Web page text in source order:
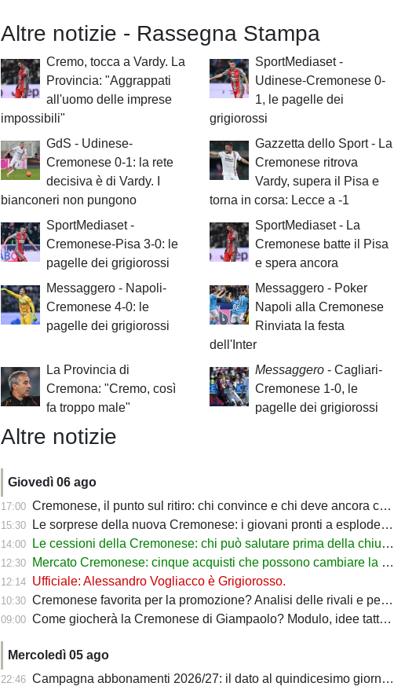
Altre notizie - Rassegna Stampa
Cremo, tocca a Vardy. La
Provincia: "Aggrappati
all'uomo delle imprese
impossibili"
SportMediaset -
Udinese-Cremonese 0-
1, le pagelle dei
grigiorossi
GdS - Udinese-
Cremonese 0-1: la rete
decisiva è di Vardy. I
bianconeri non pungono
Gazzetta dello Sport - La
Cremonese ritrova
Vardy, supera il Pisa e
torna in corsa: Lecce a -1
SportMediaset -
Cremonese-Pisa 3-0: le
pagelle dei grigiorossi
SportMediaset - La
Cremonese batte il Pisa
e spera ancora
Messaggero - Napoli-
Cremonese 4-0: le
pagelle dei grigiorossi
Messaggero - Poker
Napoli alla Cremonese
Rinviata la festa
dell'Inter
La Provincia di
Cremona: "Cremo, così
fa troppo male"
Messaggero- Cagliari-
Cremonese 1-0, le
pagelle dei grigiorossi
Altre notizie
Giovedì 06 ago
17:00 Cremonese, il punto sul ritiro: chi convince e chi deve ancora crescere
15:30 Le sorprese della nuova Cremonese: i giovani pronti a esplodere con Marco Giampaolo
14:00 Le cessioni della Cremonese: chi può salutare prima della chiusura del mercato
12:30 Mercato Cremonese: cinque acquisti che possono cambiare la stagione dei grigiorossi
12:14 Ufficiale: Alessandro Vogliacco è Grigiorosso.
10:30 Cremonese favorita per la promozione? Analisi delle rivali e percentuali di ritorno in Serie A
09:00 Come giocherà la Cremonese di Giampaolo? Modulo, idee tattiche e nuovi protagonisti
Mercoledì 05 ago
22:46 Campagna abbonamenti 2026/27: il dato al quindicesimo giorno di prelazione